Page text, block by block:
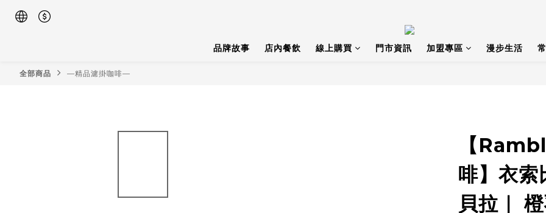
品牌故事 店內餐飲 線上購買 門市資訊 加盟專區 漫步生活
全部商品 —精品濾掛咖啡—
【
啡】衣索
貝拉｜